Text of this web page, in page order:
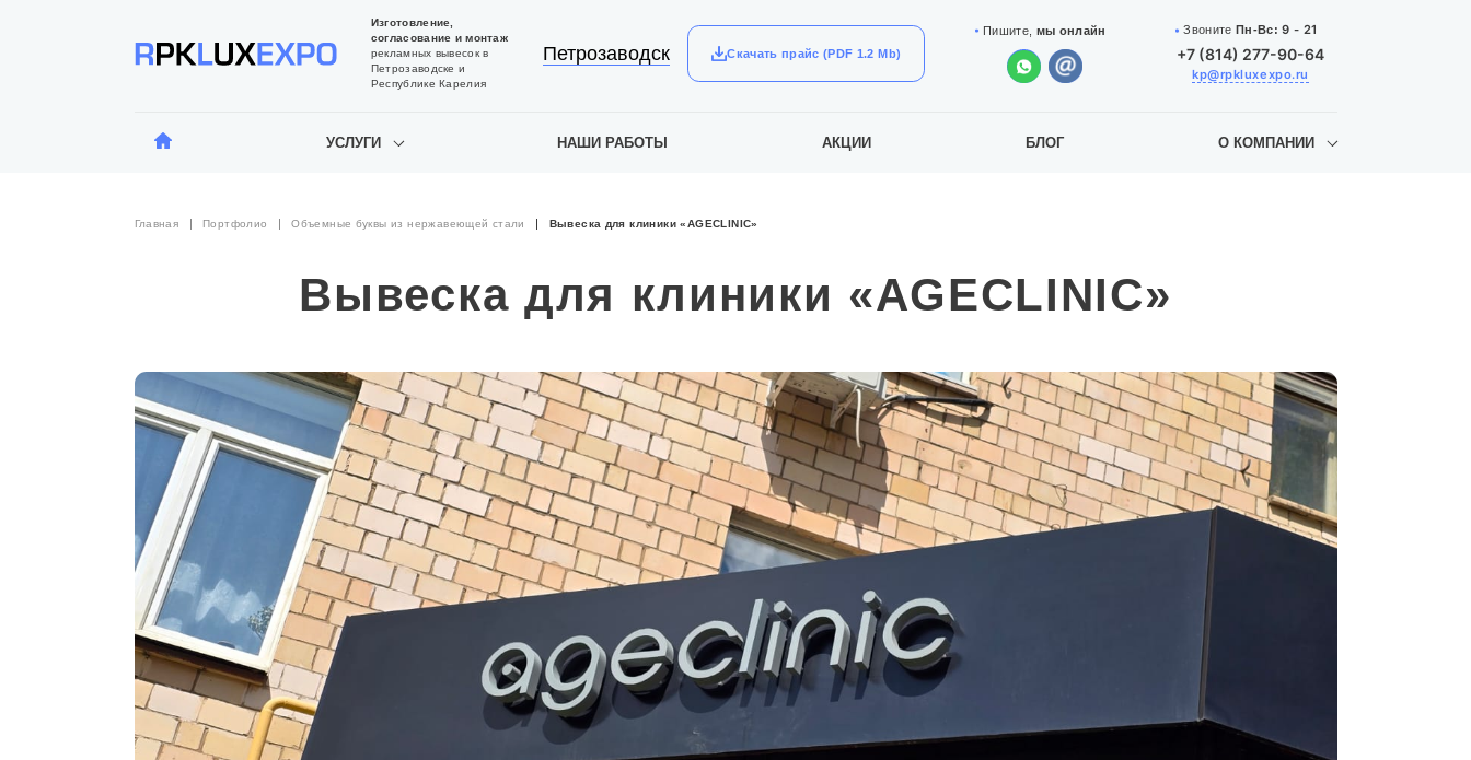
Изготовление,
согласование и монтаж
рекламных вывесок в
Петрозаводске и
Республике Карелия
Петрозаводск Скачать прайс (PDF 1.2 Mb)
Пишите, мы онлайн Звоните Пн-Вс:9 - 21
+7 (814) 277-90-64
kp@rpkluxexpo.ru
УСЛУГИ НАШИ РАБОТЫ АКЦИИ БЛОГ О КОМПАНИИ
Главная Портфолио Объемные буквы из нержавеющей стали Вывеска для клиники «AGECLINIC»
Вывеска для клиники «AGECLINIC»